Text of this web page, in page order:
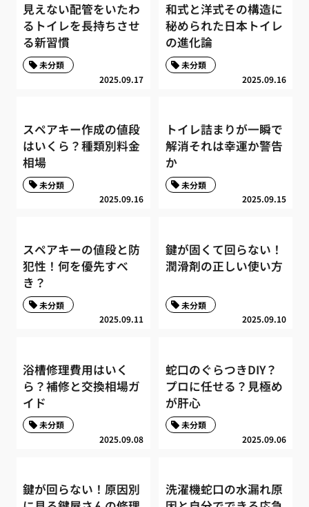
見えない配管をいたわ
るトイレを長持ちさせ
る新習慣
2025.09.17
未分類
和式と洋式その構造に
秘められた日本トイレ
の進化論
2025.09.16
未分類
スペアキー作成の値段
はいくら？種類別料金
相場
2025.09.16
未分類
トイレ詰まりが一瞬で
解消それは幸運か警告
か
2025.09.15
未分類
スペアキーの値段と防
犯性！何を優先すべ
き？
2025.09.11
未分類
鍵が固くて回らない！
潤滑剤の正しい使い方
2025.09.10
未分類
浴槽修理費用はいく
ら？補修と交換相場ガ
イド
2025.09.08
未分類
蛇口のぐらつきDIY？
プロに任せる？見極め
が肝心
2025.09.06
未分類
鍵が回らない！原因別
洗濯機蛇口の水漏れ原